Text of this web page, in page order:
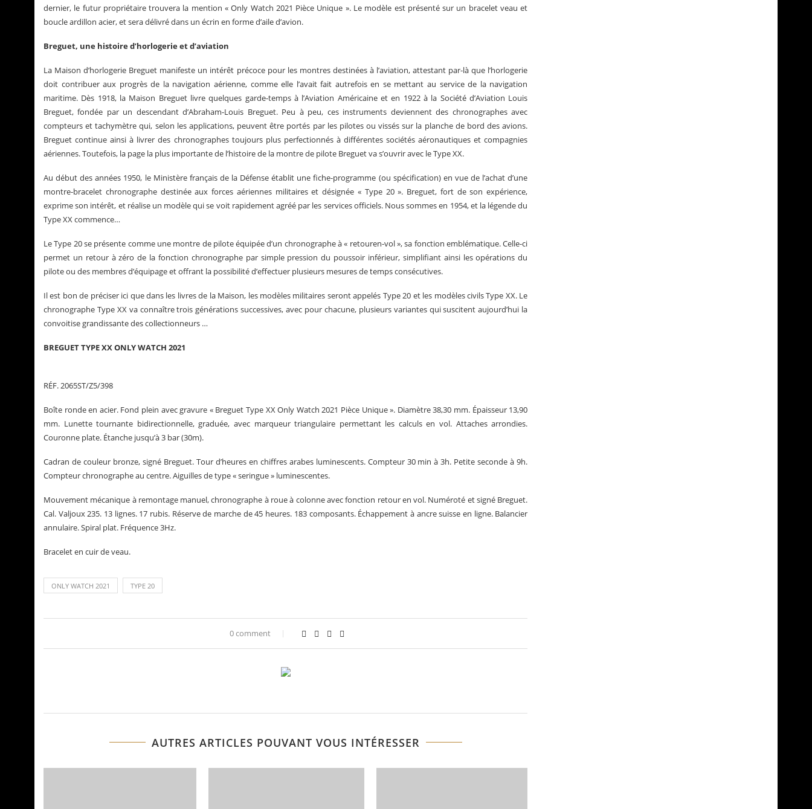
dernier, le futur propriétaire trouvera la mention « Only Watch 2021 Pièce Unique ». Le modèle est présenté sur un bracelet veau et
boucle ardillon acier, et sera délivré dans un écrin en forme d’aile d’avion.
Breguet, une histoire d’horlogerie et d’aviation
La Maison d’horlogerie Breguet manifeste un intérêt précoce pour les montres destinées à l’aviation, attestant par-là que l’horlogerie
doit contribuer aux progrès de la navigation aérienne, comme elle l’avait fait autrefois en se mettant au service de la navigation
maritime. Dès 1918, la Maison Breguet livre quelques garde-temps à l’Aviation Américaine et en 1922 à la Société d’Aviation Louis
Breguet, fondée par un descendant d’Abraham-Louis Breguet. Peu à peu, ces instruments deviennent des chronographes avec
compteurs et tachymètre qui, selon les applications, peuvent être portés par les pilotes ou vissés sur la planche de bord des avions.
Breguet continue ainsi à livrer des chronographes toujours plus perfectionnés à différentes sociétés aéronautiques et compagnies
aériennes. Toutefois, la page la plus importante de l’histoire de la montre de pilote Breguet va s’ouvrir avec le Type XX.
Au début des années 1950, le Ministère français de la Défense établit une fiche-programme (ou spécification) en vue de l’achat d’une
montre-bracelet chronographe destinée aux forces aériennes militaires et désignée « Type 20 ». Breguet, fort de son expérience,
exprime son intérêt, et réalise un modèle qui se voit rapidement agréé par les services officiels. Nous sommes en 1954, et la légende du
Type XX commence…
Le Type 20 se présente comme une montre de pilote équipée d’un chronographe à « retouren-vol », sa fonction emblématique. Celle-ci
permet un retour à zéro de la fonction chronographe par simple pression du poussoir inférieur, simplifiant ainsi les opérations du
pilote ou des membres d’équipage et offrant la possibilité d’effectuer plusieurs mesures de temps consécutives.
Il est bon de préciser ici que dans les livres de la Maison, les modèles militaires seront appelés Type 20 et les modèles civils Type XX. Le
chronographe Type XX va connaître trois générations successives, avec pour chacune, plusieurs variantes qui suscitent aujourd’hui la
convoitise grandissante des collectionneurs …
BREGUET TYPE XX ONLY WATCH 2021
RÉF. 2065ST/Z5/398
Boîte ronde en acier. Fond plein avec gravure « Breguet Type XX Only Watch 2021 Pièce Unique ». Diamètre 38,30 mm. Épaisseur 13,90
mm. Lunette tournante bidirectionnelle, graduée, avec marqueur triangulaire permettant les calculs en vol. Attaches arrondies.
Couronne plate. Étanche jusqu’à 3 bar (30m).
Cadran de couleur bronze, signé Breguet. Tour d’heures en chiffres arabes luminescents. Compteur 30 min à 3h. Petite seconde à 9h.
Compteur chronographe au centre. Aiguilles de type « seringue » luminescentes.
Mouvement mécanique à remontage manuel, chronographe à roue à colonne avec fonction retour en vol. Numéroté et signé Breguet.
Cal. Valjoux 235. 13 lignes. 17 rubis. Réserve de marche de 45 heures. 183 composants. Échappement à ancre suisse en ligne. Balancier
annulaire. Spiral plat. Fréquence 3Hz.
Bracelet en cuir de veau.
ONLY WATCH 2021 TYPE 20
0 comment
AUTRES ARTICLES POUVANT VOUS INTÉRESSER